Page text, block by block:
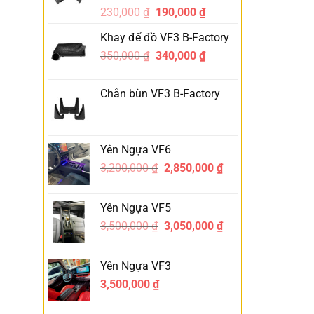
230,000₫ 190,000 ₫
Khay để đồ VF3 B-Factory
350,000₫ 340,000 ₫
Chắn bùn VF3 B-Factory
Yên Ngựa VF6
3,200,000₫ 2,850,000 ₫
Yên Ngựa VF5
3,500,000₫ 3,050,000 ₫
Yên Ngựa VF3
3,500,000 ₫